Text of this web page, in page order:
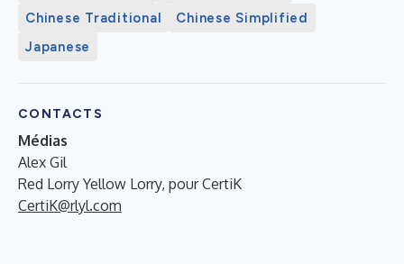
Chinese Traditional
Chinese Simplified
Japanese
CONTACTS
Médias
Alex Gil
Red Lorry Yellow Lorry, pour CertiK
CertiK@rlyl.com